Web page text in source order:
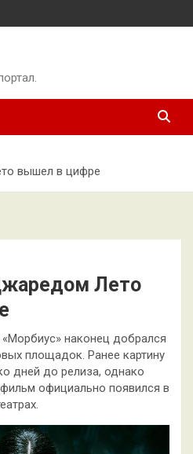
вышел в цифре
Лето
«Морбиус» наконец добрался
площадок. Ранее картину
дней до релиза, однако
официально появился в